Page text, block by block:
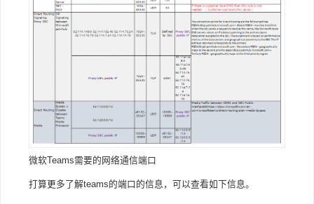
微软Teams需要的网络通信端口
打算更多了解teams的端口的信息，可以查看如下信息。